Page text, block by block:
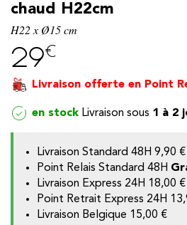
chaud H22cm
H22 x Ø15 cm
29€
Livraison offerte en Point
en stock 1 à 2
Livraison Standard 48H9,90 €
Point Relais Standard 48H
Livraison Express 24H 18,00 €
Point Retrait Express 24H
Livraison Belgique 15,00 €